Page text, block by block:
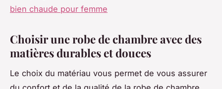
bien chaude pour femme
Choisir une robe de chambre avec des
matières durables et douces
Le choix du matériau vous permet de vous assurer